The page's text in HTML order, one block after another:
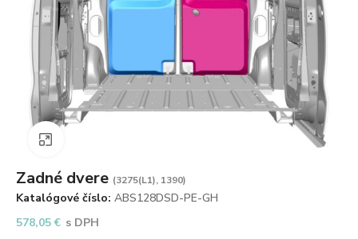
Zadné dvere (3275(L1), 1390)
Katalógové číslo: ABS128DSD-PE-GH
578,05€ s DPH